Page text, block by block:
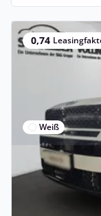
0,74
Weiß
Gewerbe
Hyundai